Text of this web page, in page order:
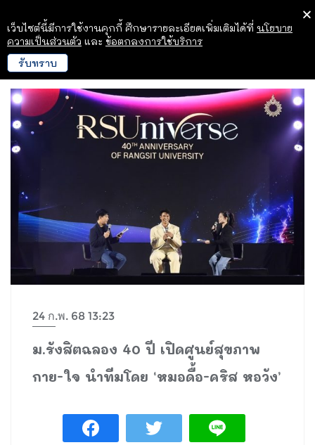
24 ก.พ. 68 13:23
ม.รังสิตฉลอง 40 ปี เปิดศูนย์สุขภาพ
กาย-ใจ นำทีมโดย ‘หมอดื้อ-คริส หอวัง’
เว็บไซต์นี้มีการใช้งานคุกกี้ ศึกษารายละเอียดเพิ่มเติมได้ที่ นโยบาย
ความเป็นส่วนตัว และ ข้อตกลงการใช้บริการ
รับทราบ